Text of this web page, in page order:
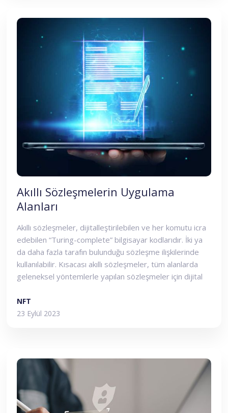
Akıllı Sözleşmelerin Uygulama
Alanları
Akıllı sözleşmeler, dijitalleştirilebilen ve her komutu icra
edebilen “Turing-complete” bilgisayar kodlarıdır. İki ya
da daha fazla tarafın bulunduğu sözleşme ilişkilerinde
kullanılabilir. Kısacası akıllı sözleşmeler, tüm alanlarda
geleneksel yöntemlerle yapılan sözleşmeler için dijital
karbon ayak izi ve yüksek güvenlikli kripto anahtar
teknolojisi ile akıllı sözleşmeler yeni nesil ticaretin
NFT
23 Eylül 2023